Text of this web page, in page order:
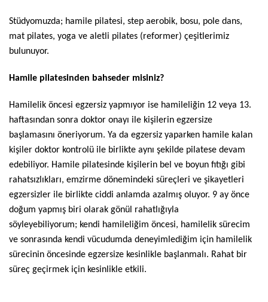
Stüdyomuzda; hamile pilatesi, step aerobik, bosu, pole dans,
mat pilates, yoga ve aletli pilates (reformer) çeşitlerimiz
bulunuyor.
Hamile pilatesinden bahseder misiniz?
Hamilelik öncesi egzersiz yapmıyor ise hamileliğin 12 veya 13.
haftasından sonra doktor onayı ile kişilerin egzersize
başlamasını öneriyorum. Ya da egzersiz yaparken hamile kalan
kişiler doktor kontrolü ile birlikte aynı şekilde pilatese devam
edebiliyor. Hamile pilatesinde kişilerin bel ve boyun fıtığı gibi
rahatsızlıkları, emzirme dönemindeki süreçleri ve şikayetleri
egzersizler ile birlikte ciddi anlamda azalmış oluyor. 9 ay önce
doğum yapmış biri olarak gönül rahatlığıyla
söyleyebiliyorum; kendi hamileliğim öncesi, hamilelik sürecim
ve sonrasında kendi vücudumda deneyimlediğim için hamilelik
sürecinin öncesinde egzersize kesinlikle başlanmalı. Rahat bir
süreç geçirmek için kesinlikle etkili.